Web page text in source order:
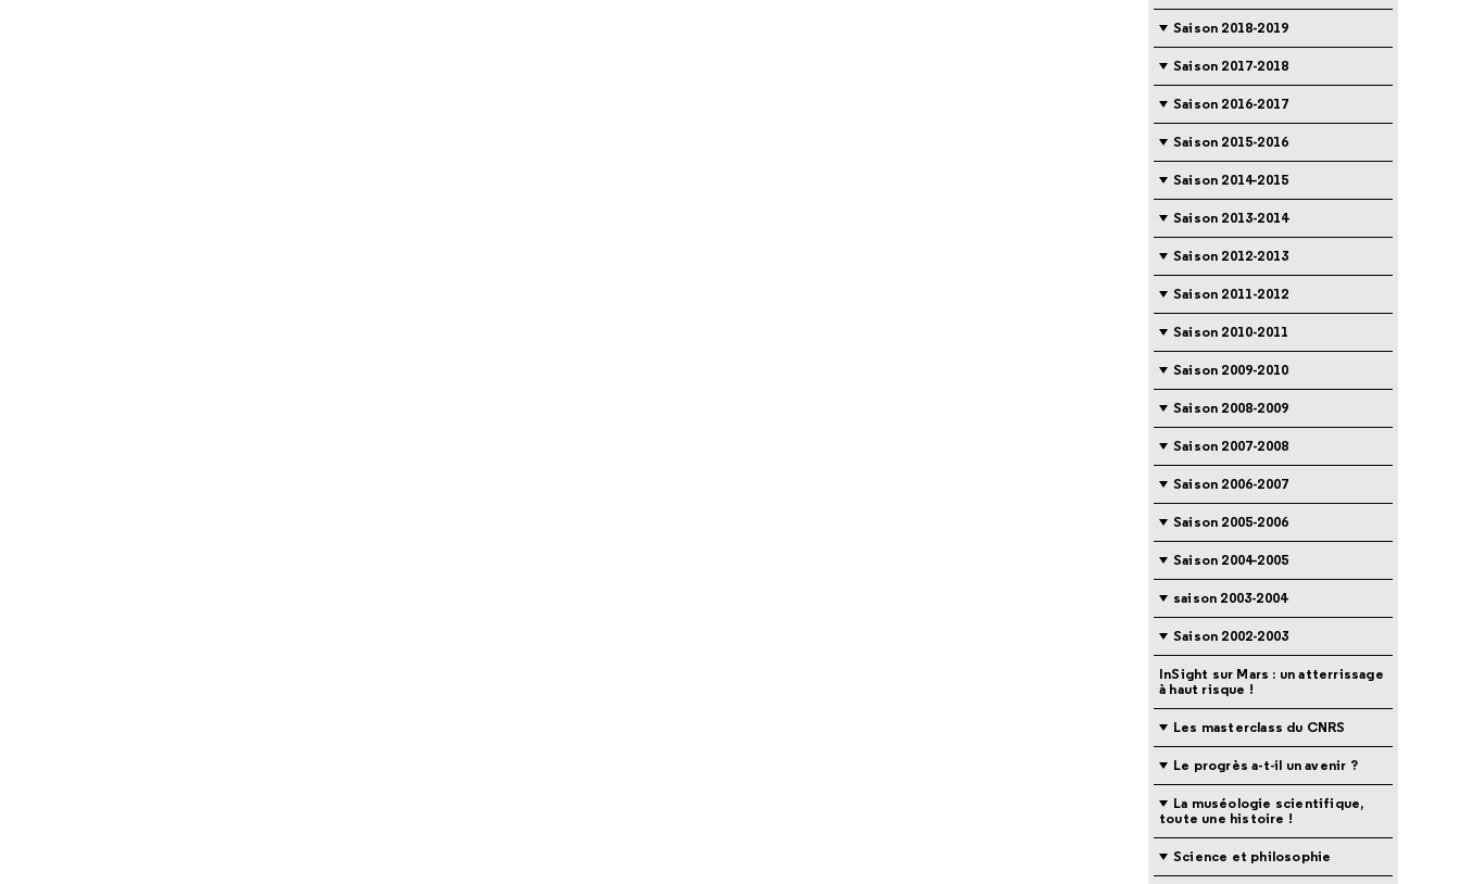
Saison 2018-2019
Saison 2017-2018
Saison 2016-2017
Saison 2015-2016
Saison 2014-2015
Saison 2013-2014
Saison 2012-2013
Saison 2011-2012
Saison 2010-2011
Saison 2009-2010
Saison 2008-2009
Saison 2007-2008
Saison 2006-2007
Saison 2005-2006
Saison 2004-2005
saison 2003-2004
Saison 2002-2003
InSight sur Mars : un atterrissage
à haut risque !
Les masterclass du CNRS
Le progrès a-t-il un avenir ?
La muséologie scientifique,
toute une histoire !
Science et philosophie